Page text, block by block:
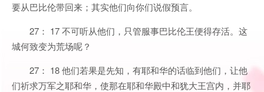
要从巴比伦带回来；其实他们向你们说假预言。
27： 17 不可听从他们，只管服事巴比伦王便得存活。这
城何致变为荒场呢？
27： 18 他们若果是先知，有耶和华的话临到他们，让他
们祈求万军之耶和华，使那在耶和华殿中和犹大王宫内，并耶